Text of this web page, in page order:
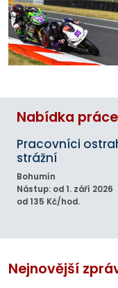
Nabídka
Pracovníci
strážní
Bohumín
Nástup: od 1. září 2026
od 135 Kč/hod.
Nejnovější